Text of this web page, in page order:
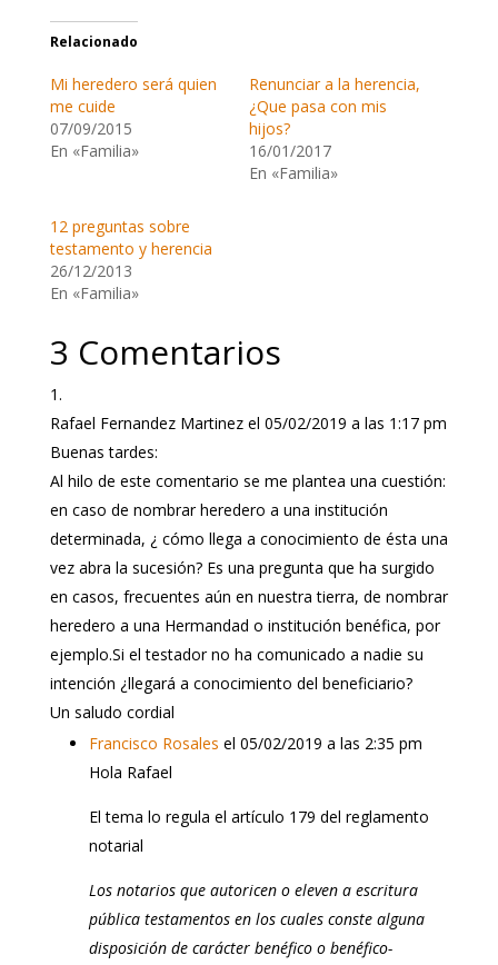
Relacionado
Mi heredero será quien
me cuide
07/09/2015
En «Familia»
Renunciar a la herencia,
¿Que pasa con mis
hijos?
16/01/2017
En «Familia»
12 preguntas sobre
testamento y herencia
26/12/2013
En «Familia»
3 Comentarios
Rafael Fernandez Martinez el 05/02/2019 a las 1:17 pm
Buenas tardes:
Al hilo de este comentario se me plantea una cuestión:
en caso de nombrar heredero a una institución
determinada, ¿ cómo llega a conocimiento de ésta una
vez abra la sucesión? Es una pregunta que ha surgido
en casos, frecuentes aún en nuestra tierra, de nombrar
heredero a una Hermandad o institución benéfica, por
ejemplo.Si el testador no ha comunicado a nadie su
intención ¿llegará a conocimiento del beneficiario?
Un saludo cordial
Francisco Rosales el 05/02/2019 a las 2:35 pm
Hola Rafael
El tema lo regula el artículo 179 del reglamento
notarial
Los notarios que autoricen o eleven a escritura
pública testamentos en los cuales conste alguna
disposición de carácter benéfico o benéfico-